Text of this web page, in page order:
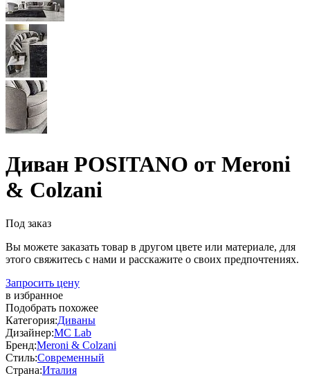
Диван POSITANO от Meroni
& Colzani
Под заказ
Вы можете заказать товар в другом цвете или материале, для
этого свяжитесь с нами и расскажите о своих предпочтениях.
Запросить цену
в избранное
Подобрать похожее
Категория:Диваны
Дизайнер:MC Lab
Бренд:Meroni & Colzani
Стиль:Современный
Страна:Италия